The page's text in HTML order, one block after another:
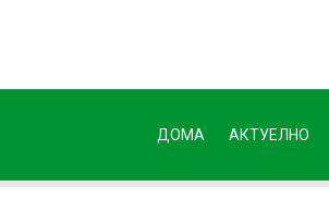
ДОМА АКТУЕЛНО